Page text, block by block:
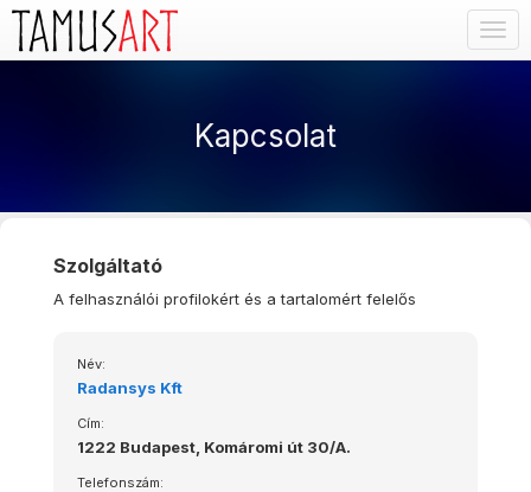
Kapcsolat
Szolgáltató
A felhasználói profilokért és a tartalomért felelős
Név:
Radansys Kft
Cím:
1222 Budapest, Komáromi út 30/A.
Telefonszám: